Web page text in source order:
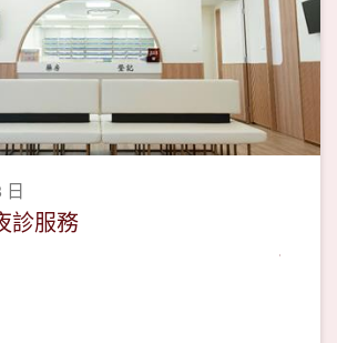
日
診服務